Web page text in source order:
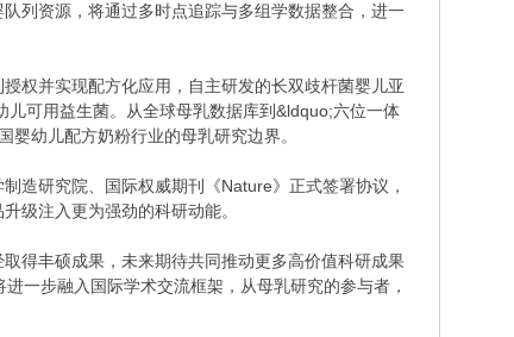
列资源，将通过多时点追踪与多组学数据整合，进一
权并实现配方化应用，自主研发的长双歧杆菌婴儿亚
可用益生菌。从全球母乳数据库到&ldquo;六位一体
幼儿配方奶粉行业的母乳研究边界。
造研究院、国际权威期刊《Nature》正式签署协议，
级注入更为强劲的科研动能。
得丰硕成果，未来期待共同推动更多高价值科研成果
一步融入国际学术交流框架，从母乳研究的参与者，